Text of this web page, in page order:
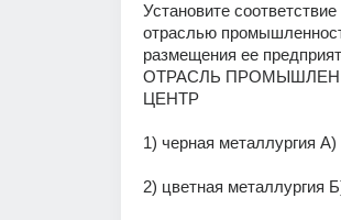
Установите
отраслью
размещения ее
ОТРАСЛЬ
ЦЕНТР
1) черная металлургия
2) цветная металлургия